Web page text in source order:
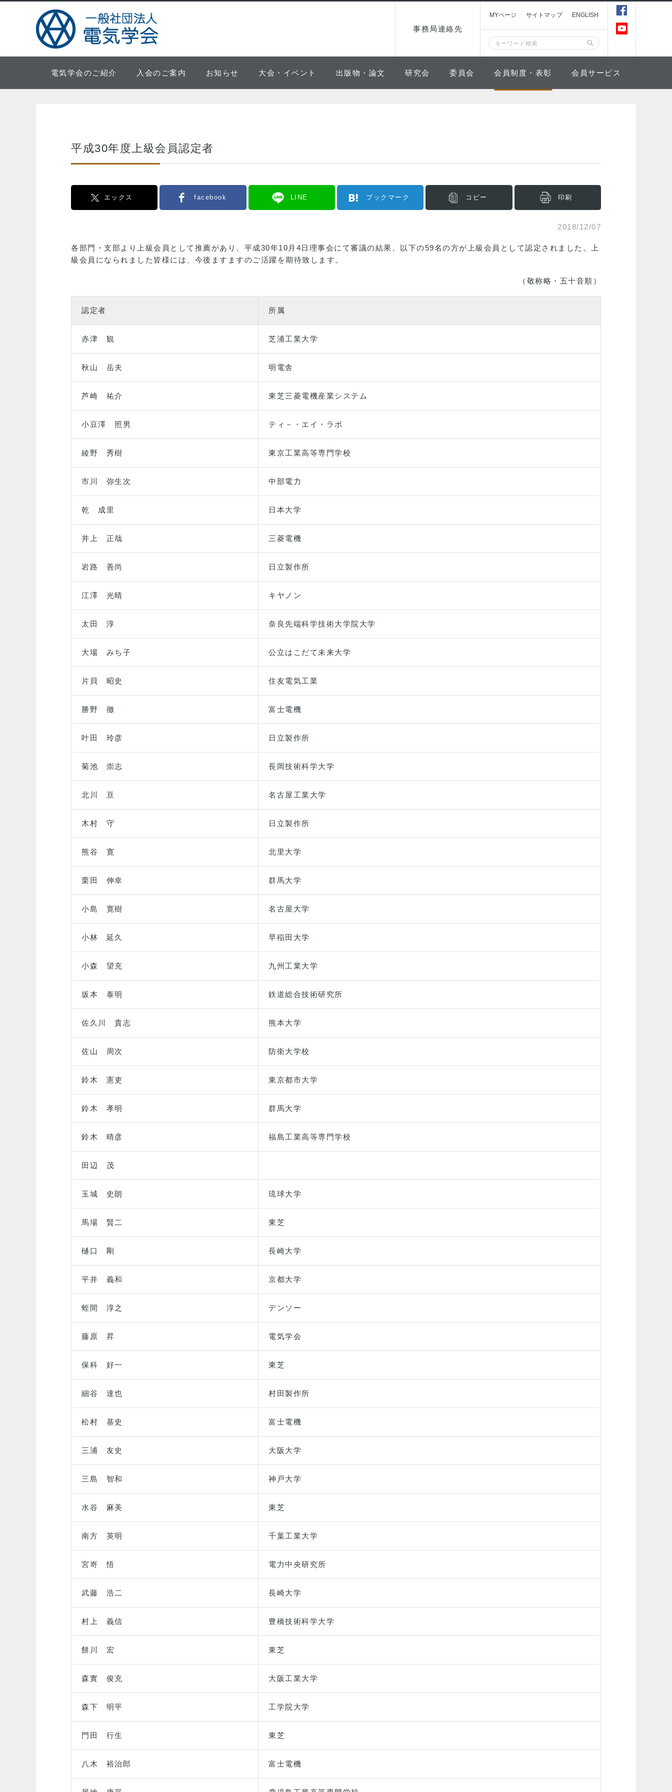
事務局連絡先
MYページ サイトマップ ENGLISH
電気学会のご紹介 入会のご案内 お知らせ 大会・イベント 出版物・論文 研究会 委員会 会員制度・表彰 会員サービス
平成30年度上級会員認定者
エックス facebook LINE ブックマーク コピー 印刷
2018/12/07
各部門・支部より上級会員として推薦があり、平成30年10月4日理事会にて審議の結果、以下の59名の方が上級会員として認定されました。上
級会員になられました皆様には、今後ますますのご活躍を期待致します。
（敬称略・五十音順）
認定者 所属
赤津 観 芝浦工業大学
秋山 岳夫 明電舎
芦崎 祐介 東芝三菱電機産業システム
小豆澤 照男 ティ－・エイ・ラボ
綾野 秀樹 東京工業高等専門学校
市川 弥生次 中部電力
乾 成里 日本大学
井上 正哉 三菱電機
岩路 善尚 日立製作所
江澤 光晴 キヤノン
太田 淳 奈良先端科学技術大学院大学
大場 みち子 公立はこだて未来大学
片貝 昭史 住友電気工業
勝野 徹 富士電機
叶田 玲彦 日立製作所
菊池 崇志 長岡技術科学大学
北川 亘 名古屋工業大学
木村 守 日立製作所
熊谷 寛 北里大学
栗田 伸幸 群馬大学
小島 寛樹 名古屋大学
小林 延久 早稲田大学
小森 望充 九州工業大学
坂本 泰明 鉄道総合技術研究所
佐久川 貴志 熊本大学
佐山 周次 防衛大学校
鈴木 憲吏 東京都市大学
鈴木 孝明 群馬大学
鈴木 晴彦 福島工業高等専門学校
田辺 茂
玉城 史朗 琉球大学
馬場 賢二 東芝
樋口 剛 長崎大学
平井 義和 京都大学
蛭間 淳之 デンソー
藤原 昇 電気学会
保科 好一 東芝
細谷 達也 村田製作所
松村 基史 富士電機
三浦 友史 大阪大学
三島 智和 神戸大学
水谷 麻美 東芝
南方 英明 千葉工業大学
宮嵜 悟 電力中央研究所
武藤 浩二 長崎大学
村上 義信 豊橋技術科学大学
餅川 宏 東芝
森實 俊充 大阪工業大学
森下 明平 工学院大学
門田 行生 東芝
八木 裕治郎 富士電機